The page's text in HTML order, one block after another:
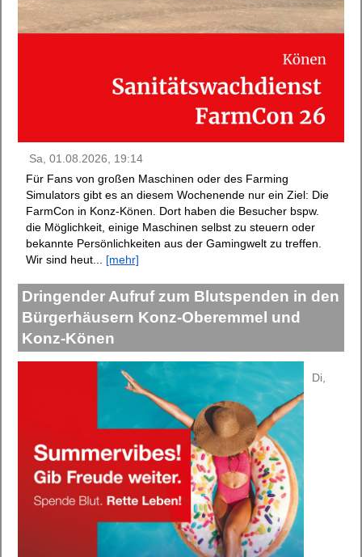
Sa, 01.08.2026, 19:14
Für Fans von großen Maschinen oder des Farming
Simulators gibt es an diesem Wochenende nur ein Ziel: Die
FarmCon in Konz-Könen. Dort haben die Besucher bspw.
die Möglichkeit, einige Maschinen selbst zu steuern oder
bekannte Persönlichkeiten aus der Gamingwelt zu treffen.
Wir sind heut... [mehr]
Dringender Aufruf zum Blutspenden in den
Bürgerhäusern Konz-Oberemmel und
Konz-Könen
Di,